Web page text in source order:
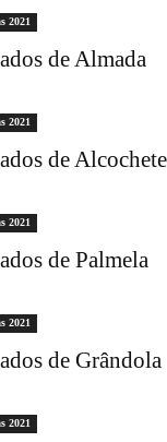
2021
de Almada
2021
de Alcochete
2021
de Palmela
2021
de Grândola
2021